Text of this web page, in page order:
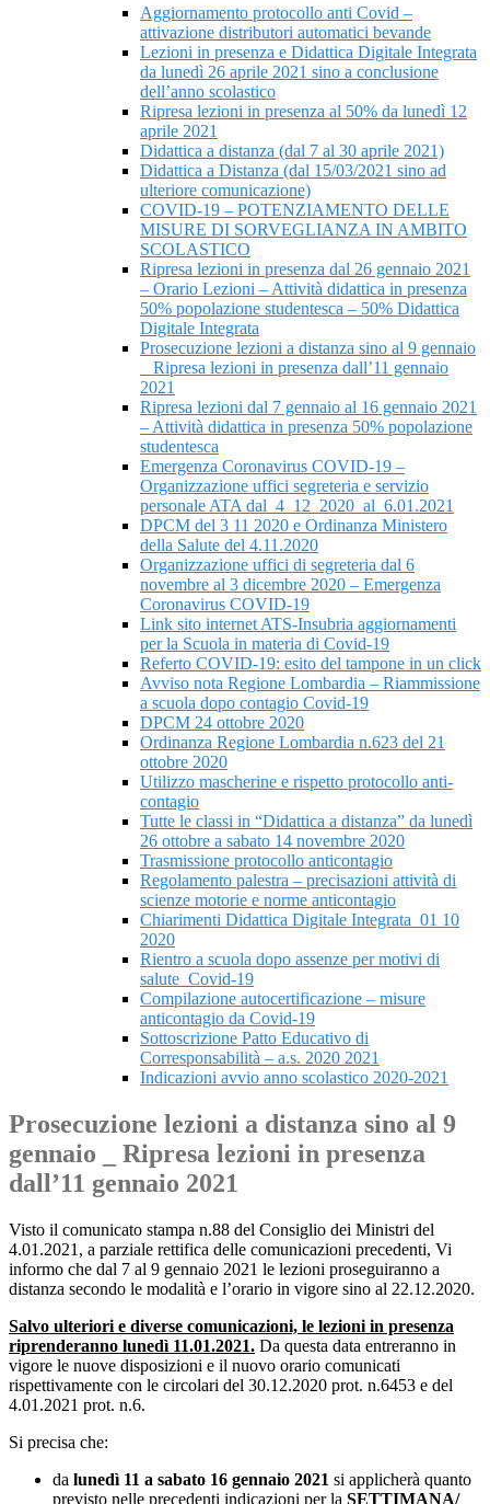
Aggiornamento protocollo anti Covid –
attivazione distributori automatici bevande
Lezioni in presenza e Didattica Digitale Integrata
da lunedì 26 aprile 2021 sino a conclusione
dell’anno scolastico
Ripresa lezioni in presenza al 50% da lunedì 12
aprile 2021
Didattica a distanza (dal 7 al 30 aprile 2021)
Didattica a Distanza (dal 15/03/2021 sino ad
ulteriore comunicazione)
COVID-19 – POTENZIAMENTO DELLE
MISURE DI SORVEGLIANZA IN AMBITO
SCOLASTICO
Ripresa lezioni in presenza dal 26 gennaio 2021
– Orario Lezioni – Attività didattica in presenza
50% popolazione studentesca – 50% Didattica
Digitale Integrata
Prosecuzione lezioni a distanza sino al 9 gennaio
_ Ripresa lezioni in presenza dall’11 gennaio
2021
Ripresa lezioni dal 7 gennaio al 16 gennaio 2021
– Attività didattica in presenza 50% popolazione
studentesca
Emergenza Coronavirus COVID-19 –
Organizzazione uffici segreteria e servizio
personale ATA dal_4_12_2020_al_6.01.2021
DPCM del 3 11 2020 e Ordinanza Ministero
della Salute del 4.11.2020
Organizzazione uffici di segreteria dal 6
novembre al 3 dicembre 2020 – Emergenza
Coronavirus COVID-19
Link sito internet ATS-Insubria aggiornamenti
per la Scuola in materia di Covid-19
Referto COVID-19: esito del tampone in un click
Avviso nota Regione Lombardia – Riammissione
a scuola dopo contagio Covid-19
DPCM 24 ottobre 2020
Ordinanza Regione Lombardia n.623 del 21
ottobre 2020
Utilizzo mascherine e rispetto protocollo anti-
contagio
Tutte le classi in “Didattica a distanza” da lunedì
26 ottobre a sabato 14 novembre 2020
Trasmissione protocollo anticontagio
Regolamento palestra – precisazioni attività di
scienze motorie e norme anticontagio
Chiarimenti Didattica Digitale Integrata_01 10
2020
Rientro a scuola dopo assenze per motivi di
salute_Covid-19
Compilazione autocertificazione – misure
anticontagio da Covid-19
Sottoscrizione Patto Educativo di
Corresponsabilità – a.s. 2020 2021
Indicazioni avvio anno scolastico 2020-2021
Prosecuzione lezioni a distanza sino al 9
gennaio _ Ripresa lezioni in presenza
dall’11 gennaio 2021
Visto il comunicato stampa n.88 del Consiglio dei Ministri del
4.01.2021, a parziale rettifica delle comunicazioni precedenti, Vi
informo che dal 7 al 9 gennaio 2021 le lezioni proseguiranno a
distanza secondo le modalità e l’orario in vigore sino al 22.12.2020.
Salvo ulteriori e diverse comunicazioni, le lezioni in presenza
riprenderanno lunedì 11.01.2021. Da questa data entreranno in
vigore le nuove disposizioni e il nuovo orario comunicati
rispettivamente con le circolari del 30.12.2020 prot. n.6453 e del
4.01.2021 prot. n.6.
Si precisa che:
da lunedì 11 a sabato 16 gennaio 2021 si applicherà quanto
previsto nelle precedenti indicazioni per la SETTIMANA/